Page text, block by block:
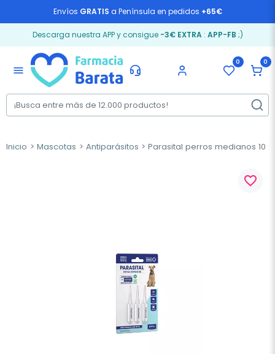
Envíos GRATIS a Península en pedidos +65€
Descarga nuestra APP y consigue -3€ EXTRA: APP-FB ;)
menu
0 0
Inicio Mascotas Antiparásitos Parasital perros medianos 10
favorite_border